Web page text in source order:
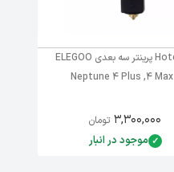
Hotend پرینتر سه بعدی ELEGOO
Neptune 4 Plus ,4 Max
موجود در انبار
۳,۳۰۰,۰۰۰ تومان